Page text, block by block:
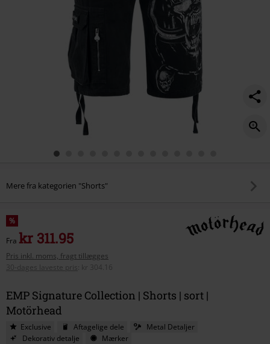
Mere fra kategorien "Shorts"
%
Fra kr 311.95
Pris inkl. moms, fragt tillægges
30-dages laveste pris
kr 304.16
EMP Signature Collection | Shorts | sort |
Motörhead
Exclusive Aftagelige dele
Metal Detaljer
Dekorativ detalje
Mærker